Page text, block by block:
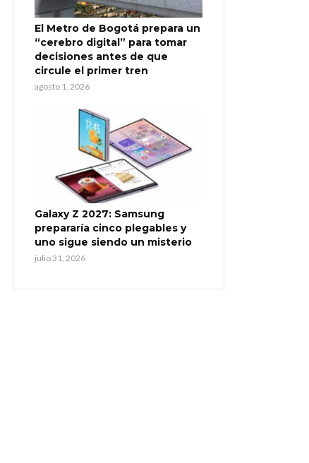
El Metro de Bogotá prepara un
“cerebro digital” para tomar
decisiones antes de que
circule el primer tren
agosto 1, 2026
Galaxy Z 2027: Samsung
prepararía cinco plegables y
uno sigue siendo un misterio
julio 31, 2026